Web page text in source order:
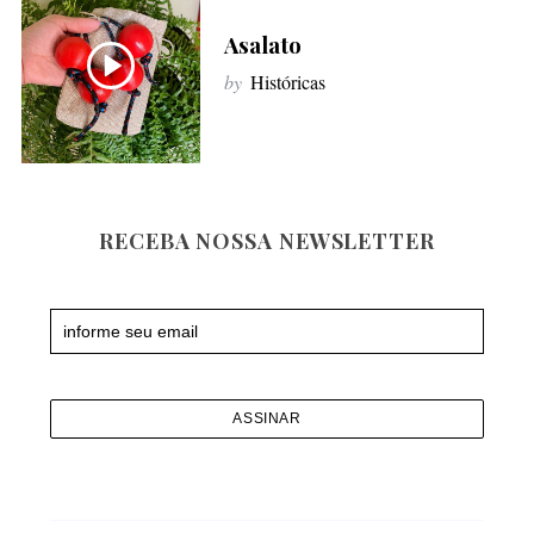
f
o
r
:
Asalato
by Históricas
RECEBA NOSSA NEWSLETTER